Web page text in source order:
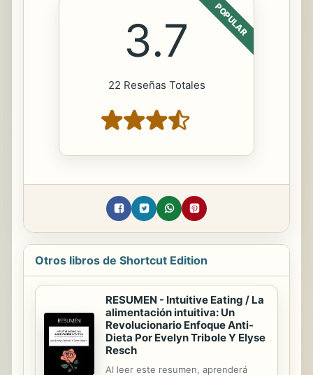
POPULAR
3.7
22 Reseñas Totales
Otros libros de Shortcut Edition
RESUMEN - Intuitive Eating / La
alimentación intuitiva: Un
Revolucionario Enfoque Anti-
Dieta Por Evelyn Tribole Y Elyse
Resch
Al leer este resumen, aprenderá